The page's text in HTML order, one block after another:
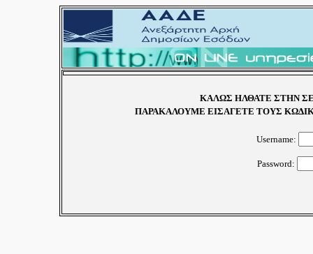
ΚΑΛΩΣ ΗΛΘΑΤΕ ΣΤΗΝ
ΠΑΡΑΚΑΛΟΥΜΕ ΕΙΣΑΓΕΤΕ ΤΟΥΣ
Username:
Password: